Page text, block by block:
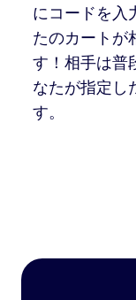
にコードを入
たのカートが
す！相手は普
なたが指定し
す。